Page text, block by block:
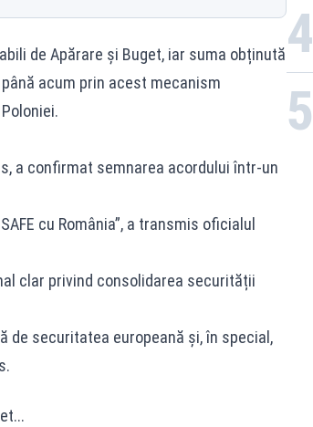
de Apărare și Buget, iar suma obținută
acum prin acest mecanism
a confirmat semnarea acordului într-un
cu România”, a transmis oficialul
clar privind consolidarea securității
de securitatea europeană și, în special,
4
5